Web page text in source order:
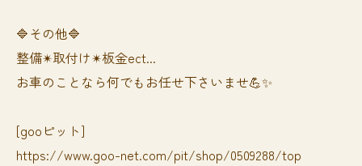
🔷その他🔷
整備✴︎取付け✴︎板金ect...
お車のことなら何でもお任せ下さいませ💪✨
[gooピット]
https://www.goo-net.com/pit/shop/0509288/top